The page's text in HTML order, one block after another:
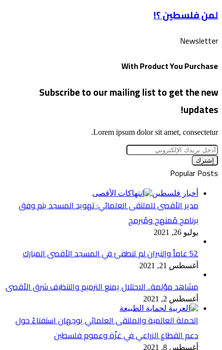
؟!
لمن فلسطين ؟!
Newsletter
With Product You Purchase
Subscribe to our mailing list to get the new
updates!
Lorem ipsum dolor sit amet, consectetur.
أدخل
بريدك
الإلكتروني
Popular Posts
أخبار فلسطين
مدير الأقصى للملتقى العلمائي: تهويد المسجد يتم وفق
برنامج مُمنهج ومُبرمج
يوليو 26, 2021
52 عاماً والنيران لم تنطفئ في المسجد الأقصى المبارك
أغسطس 21, 2021
مشاهد مؤلمة.. الاحتلال يمنع الترميم والتنظيف شرق الأقصى
أغسطس 2, 2021
الحملة العالمية والملتقى العلمائي يوجهان استفتاءً حول
دعم القطاع الزراعي في غزّة وعموم فلسطين
أغسطس 8, 2021